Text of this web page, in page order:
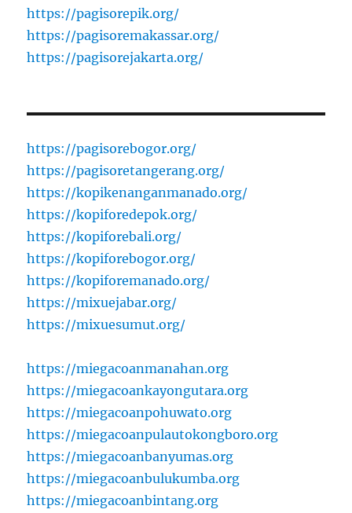
https://pagisorepik.org/
https://pagisoremakassar.org/
https://pagisorejakarta.org/
https://pagisorebogor.org/
https://pagisoretangerang.org/
https://kopikenanganmanado.org/
https://kopiforedepok.org/
https://kopiforebali.org/
https://kopiforebogor.org/
https://kopiforemanado.org/
https://mixuejabar.org/
https://mixuesumut.org/
https://miegacoanmanahan.org
https://miegacoankayongutara.org
https://miegacoanpohuwato.org
https://miegacoanpulautokongboro.org
https://miegacoanbanyumas.org
https://miegacoanbulukumba.org
https://miegacoanbintang.org